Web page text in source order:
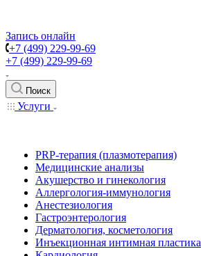
Запись онлайн
+7 (499) 229-99-69
+7 (499) 229-99-69
Поиск
Услуги
PRP-терапия (плазмотерапия)
Медицинские анализы
Акушерство и гинекология
Аллергология-иммунология
Анестезиология
Гастроэнтерология
Дерматология, косметология
Инъекционная интимная пластика